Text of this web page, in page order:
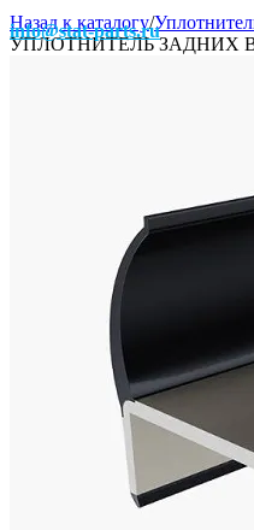
info@stat-parts.ru
Назад к каталогу/
УПЛОТНИТЕЛЬ ЗАДНИХ